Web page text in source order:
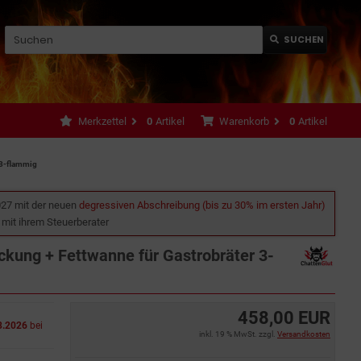
SUCHEN
Warenkorb 0 Artikel
Merkzettel 0 Artikel
flammig
mit der neuen degressiven Abschreibung (bis zu 30% im ersten Jahr)
ihrem Steuerberater
+ Fettwanne für Gastrobräter 3-
458,00 EUR
inkl. 19 % MwSt. zzgl. Versandkosten
bei